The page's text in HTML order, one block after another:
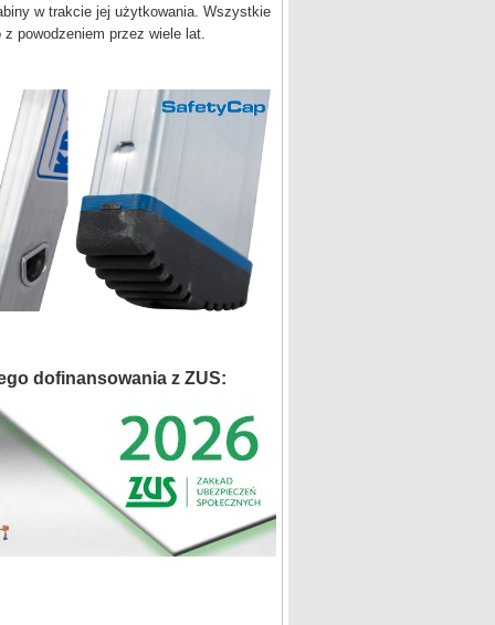
w trakcie jej użytkowania. Wszystkie
powodzeniem przez wiele lat.
dofinansowania z ZUS: